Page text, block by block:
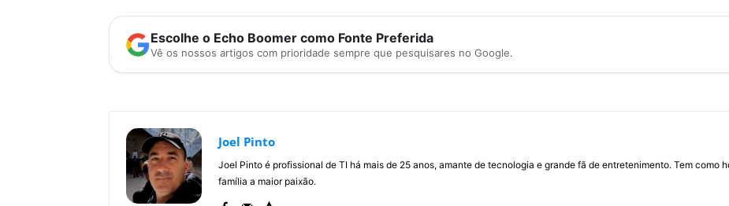
Escolhe o Echo Boomer como Fonte Preferida
Vê os nossos artigos com prioridade sempre que pesquisares no Google.
Joel Pinto
Joel Pinto é profissional de TI há mais de 25 anos, amante de tecnologia e grande fã de entretenimento. Tem como
família a maior paixão.